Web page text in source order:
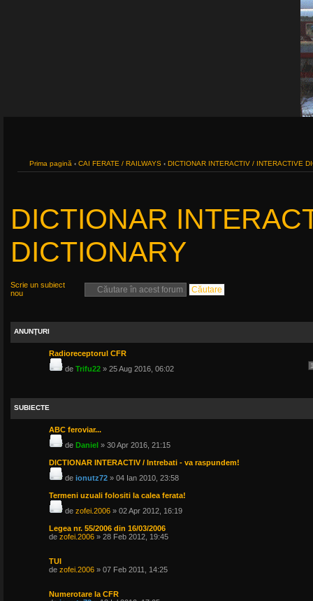
Prima pagină ‹ CAI FERATE / RAILWAYS ‹ DICTIONAR INTERACTIV / INTERACTIVE
DICTIONAR
DICTIONARY
Scrie un subiect
nou
ANUNŢURI
Radioreceptorul CFR
de Trifu22» 25 Aug 2016, 06:02
SUBIECTE
ABC feroviar...
de Daniel» 30 Apr 2016, 21:15
DICTIONAR INTERACTIV / Intrebati - va raspundem!
de ionutz72» 04 Ian 2010, 23:58
Termeni uzuali folositi la calea ferata!
de zofei.2006» 02 Apr 2012, 16:19
Legea nr. 55/2006 din 16/03/2006
de zofei.2006» 28 Feb 2012, 19:45
TUI
de zofei.2006» 07 Feb 2011, 14:25
Numerotare la CFR